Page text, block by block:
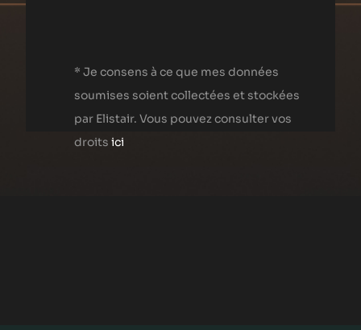
* Je consens à ce que mes données
soumises soient collectées et stockées
par Elistair. Vous pouvez consulter vos
droitsici